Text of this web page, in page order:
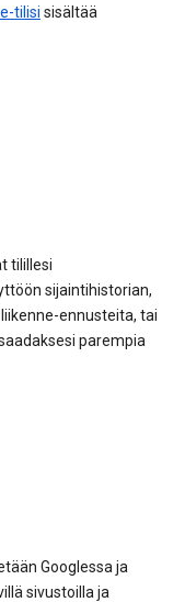
tilisi sisältää
tilillesi
sijaintihistorian,
ennusteita, tai
parempia
Googlessa ja
sivustoilla ja